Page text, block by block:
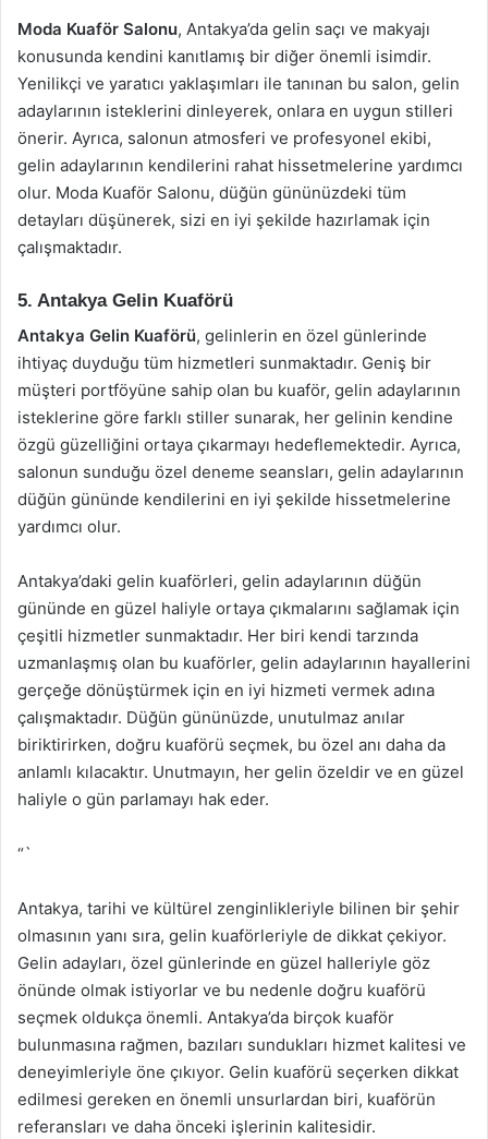
Moda Kuaför Salonu, Antakya’da gelin saçı ve makyajı
konusunda kendini kanıtlamış bir diğer önemli isimdir.
Yenilikçi ve yaratıcı yaklaşımları ile tanınan bu salon, gelin
adaylarının isteklerini dinleyerek, onlara en uygun stilleri
önerir. Ayrıca, salonun atmosferi ve profesyonel ekibi,
gelin adaylarının kendilerini rahat hissetmelerine yardımcı
olur. Moda Kuaför Salonu, düğün gününüzdeki tüm
detayları düşünerek, sizi en iyi şekilde hazırlamak için
çalışmaktadır.
5. Antakya Gelin Kuaförü
Antakya Gelin Kuaförü, gelinlerin en özel günlerinde
ihtiyaç duyduğu tüm hizmetleri sunmaktadır. Geniş bir
müşteri portföyüne sahip olan bu kuaför, gelin adaylarının
isteklerine göre farklı stiller sunarak, her gelinin kendine
özgü güzelliğini ortaya çıkarmayı hedeflemektedir. Ayrıca,
salonun sunduğu özel deneme seansları, gelin adaylarının
düğün gününde kendilerini en iyi şekilde hissetmelerine
yardımcı olur.
Antakya’daki gelin kuaförleri, gelin adaylarının düğün
gününde en güzel haliyle ortaya çıkmalarını sağlamak için
çeşitli hizmetler sunmaktadır. Her biri kendi tarzında
uzmanlaşmış olan bu kuaförler, gelin adaylarının hayallerini
gerçeğe dönüştürmek için en iyi hizmeti vermek adına
çalışmaktadır. Düğün gününüzde, unutulmaz anılar
biriktirirken, doğru kuaförü seçmek, bu özel anı daha da
anlamlı kılacaktır. Unutmayın, her gelin özeldir ve en güzel
haliyle o gün parlamayı hak eder.
“`
Antakya, tarihi ve kültürel zenginlikleriyle bilinen bir şehir
olmasının yanı sıra, gelin kuaförleriyle de dikkat çekiyor.
Gelin adayları, özel günlerinde en güzel halleriyle göz
önünde olmak istiyorlar ve bu nedenle doğru kuaförü
seçmek oldukça önemli. Antakya’da birçok kuaför
bulunmasına rağmen, bazıları sundukları hizmet kalitesi ve
deneyimleriyle öne çıkıyor. Gelin kuaförü seçerken dikkat
edilmesi gereken en önemli unsurlardan biri, kuaförün
referansları ve daha önceki işlerinin kalitesidir.